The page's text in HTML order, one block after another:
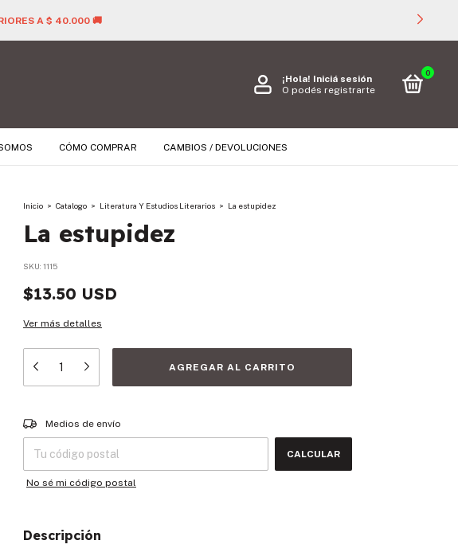
A $ 40.000 🚚
¡Hola! Iniciá sesión
O podés registrarte
0
CÓMO COMPRAR CAMBIOS / DEVOLUCIONES
Inicio > Catalogo > Literatura Y Estudios Literarios > La estupidez
La estupidez
SKU: 1115
$13.50 USD
Ver más detalles
Entregas para el CP:
Medios de envío
CALCULAR
No sé mi código postal
Descripción